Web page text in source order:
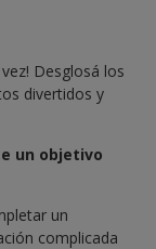
Desglosá los
divertidos y
un objetivo
un
complicada